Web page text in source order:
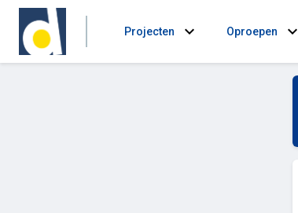
Projecten expand_more Oproepen expand_more